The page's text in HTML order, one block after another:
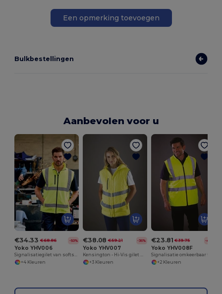
Een opmerking toevoegen
Bulkbestellingen
Aanbevolen voor u
€34.33 €68.86 -50%
Yoko YHV006
Signalisatiegilet van softshell
+4 Kleuren
€38.08 €59.21 -36%
Yoko YHV007
Kensington - Hi-Vis gilet met capuchon
+3 Kleuren
€23.81 €39.75 -40%
Yoko YHV008F
+2 Kleuren